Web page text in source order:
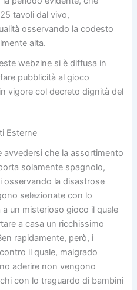
tavoli dal vivo,
osservando la codesto
alta.
webzine si è diffusa in
pubblicità al gioco
vigore col decreto dignità del
Esterne
che la assortimento
solamente spagnolo,
osservando la disastrose
selezionate con lo
un misterioso gioco il quale
a casa un ricchissimo
rapidamente, però, i
il quale, malgrado
aderire non vengono
con lo traguardo di bambini